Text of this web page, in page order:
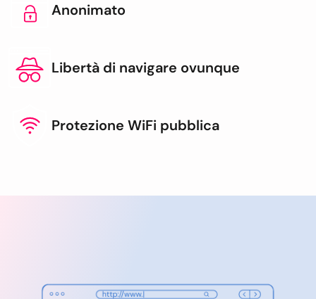
Anonimato
Libertà di navigare ovunque
Protezione WiFi pubblica